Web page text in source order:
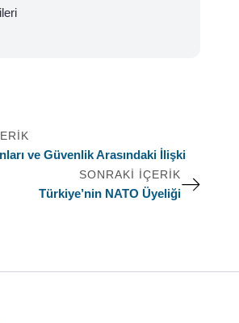
ve Güvenlik Arasındaki İlişki
SONRAKI İÇERIK
Türkiye’nin NATO Üyeliği